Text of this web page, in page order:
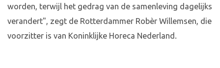
worden, terwijl het gedrag van de samenleving dagelijks
verandert", zegt de Rotterdammer Robèr Willemsen, die
voorzitter is van Koninklijke Horeca Nederland.